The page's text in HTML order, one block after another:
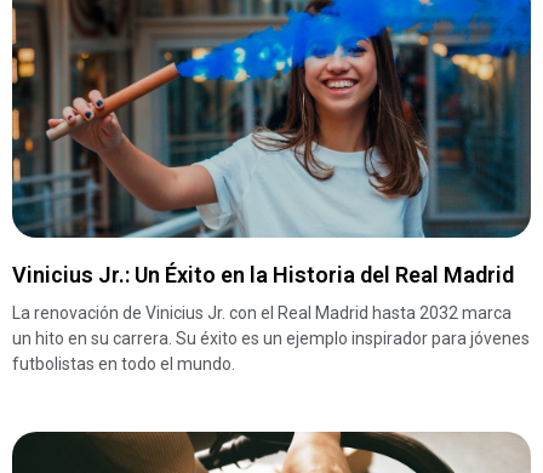
Vinicius Jr.: Un Éxito en la Historia del Real Madrid
La renovación de Vinicius Jr. con el Real Madrid hasta 2032 marca
un hito en su carrera. Su éxito es un ejemplo inspirador para jóvenes
futbolistas en todo el mundo.